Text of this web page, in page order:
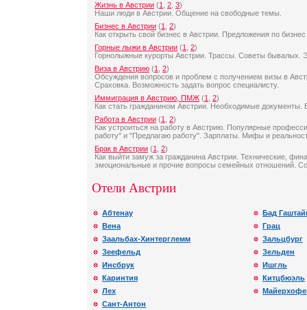
Жизнь в Австрии (1 2 3)
Наши люди в Австрии. Общение на свободные темы.
Бизнес в Австрии (1 2)
Как открыть свой бизнес в Австрии. Предложения по бизнес
Горные лыжи в Австрии (1 2)
Горнолыжные курорты Австрии. Трассы. Советы бывалых.
Виза в Австрию (1 2)
Обсуждения вопросов и проблем с получением визы в
Сраховка. Возможность задать вопрос специалисту.
Иммиграция в Австрию, ПМЖ (1 2)
Как стать гражданином Австрии. Необходимые документы.
Работа в Австрии (1 2)
Как устроиться на работу в Австрию. Популярные
работу" и "Предлагаю работу". Зарплаты. Мифы и
Брак в Австрии (1 2)
Как выйти замуж за гражданина Австрии. Технические,
эмоциональные и прочие вопросы семейных отношений.
Отели Австрии
Абтенау
Бад
Вена
Грац
Заальбах-Хинтерглемм
Зальцбург
Зеефельд
Зельден
Инсбрук
Ишгль
Каринтия
Китцбюэль
Лех
Сант-Антон